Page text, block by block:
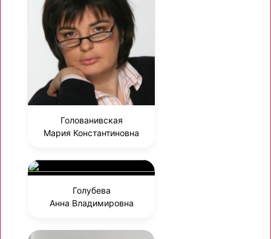
Голованивская
Мария Константиновна
Голубева
Анна Владимировна